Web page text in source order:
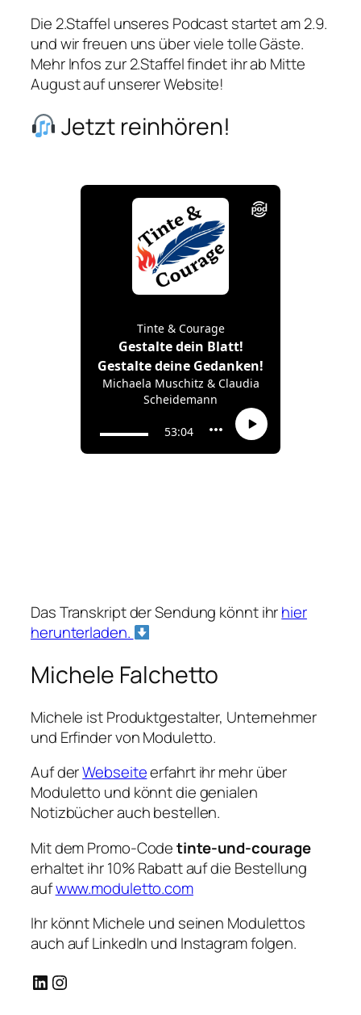
Die 2.Staffel unseres Podcast startet am 2.9.
und wir freuen uns über viele tolle Gäste.
Mehr Infos zur 2.Staffel findet ihr ab Mitte
August auf unserer Website!
Jetzt reinhören!
Das Transkript der Sendung könnt ihrhier
herunterladen.
Michele Falchetto
Michele ist Produktgestalter, Unternehmer
und Erfinder von Moduletto.
Auf derWebseiteerfahrt ihr mehr über
Moduletto und könnt die genialen
Notizbücher auch bestellen.
Mit dem Promo-Codetinte-und-courage
erhaltet ihr 10% Rabatt auf die Bestellung
aufwww.moduletto.com
Ihr könnt Michele und seinen Modulettos
auch auf LinkedIn und Instagram folgen.
LinkedIn
Instagram